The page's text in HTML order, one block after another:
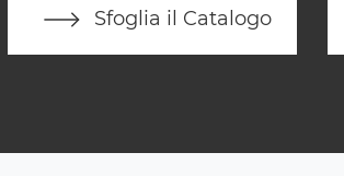
Sfoglia il Catalogo